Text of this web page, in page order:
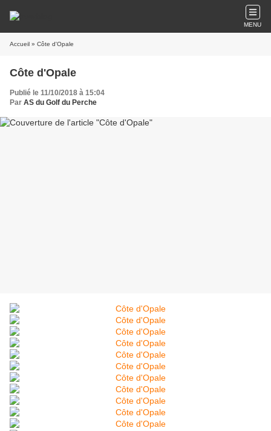
MENU
Accueil » Côte d'Opale
Côte d'Opale
Publié le 11/10/2018 à 15:04
Par AS du Golf du Perche